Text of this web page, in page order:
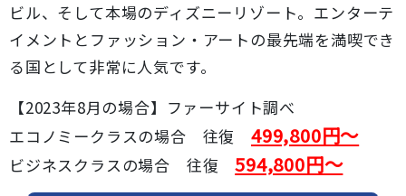
ビル、そして本場のディズニーリゾート。エンターテ
イメントとファッション・アートの最先端を満喫でき
る国として非常に人気です。
【2023年8月の場合】ファーサイト調べ
エコノミークラスの場合 往復 499,800円～
ビジネスクラスの場合 往復594,800円～